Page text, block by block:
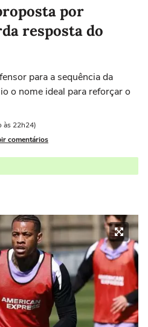
notícias
por
resposta do
para a sequência da
o nome ideal para reforçar o
às 22h24)
comentários